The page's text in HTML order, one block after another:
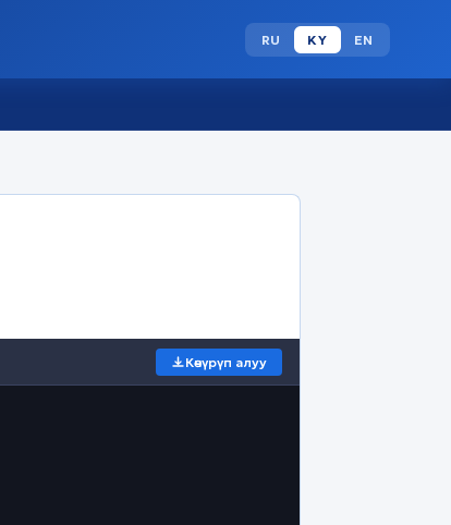
RU KY EN
Көчүрүп алуу